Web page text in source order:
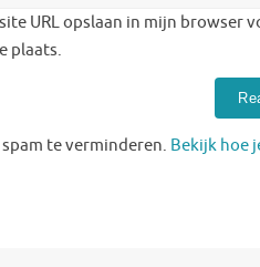
URL opslaan in mijn browser
plaats.
te verminderen. Bekijk hoe